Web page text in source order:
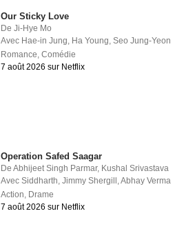
Our Sticky Love
DeJi-Hye Mo
Avec Hae-in Jung Ha Young ,Seo Jung-Yeon
Romance ,Comédie
7 août 2026 sur Netflix
Operation Safed Saagar
DeAbhijeet Singh Parmar, Kushal Srivastava
AvecSiddharth,Jimmy Shergill ,Abhay Verma
Action, Drame
7 août 2026 sur Netflix